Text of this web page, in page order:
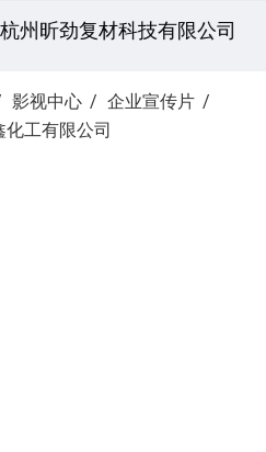
司
影视中心
企业宣传片
化工有限公司